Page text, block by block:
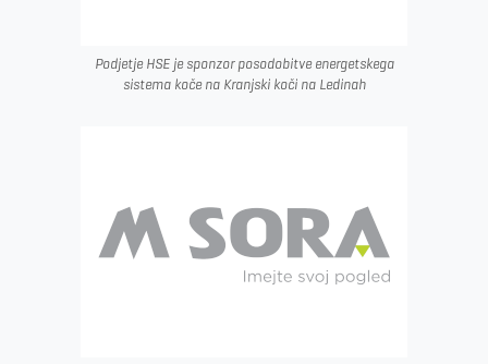
Podjetje HSE je sponzor posodobitve energetskega
sistema koče na Kranjski koči na Ledinah